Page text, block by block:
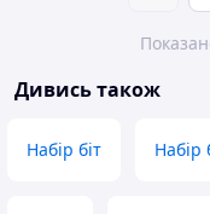
Дивись також
Набір біт Набір